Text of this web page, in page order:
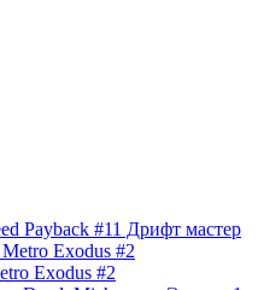
Payback #11 Дрифт мастер
Exodus #2